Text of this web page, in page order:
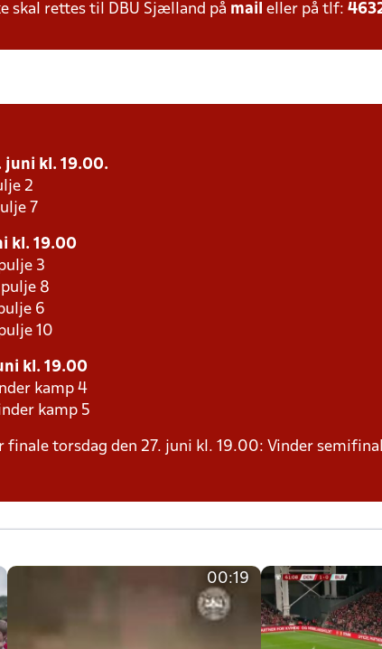
skal rettes til DBU Sjælland på mail eller på tlf:
juni kl. 19.00.
2
7
kl. 19.00
3
8
6
10
kl. 19.00
kamp 4
kamp 5
torsdag den 27. juni kl. 19.00: Vinder
00:19